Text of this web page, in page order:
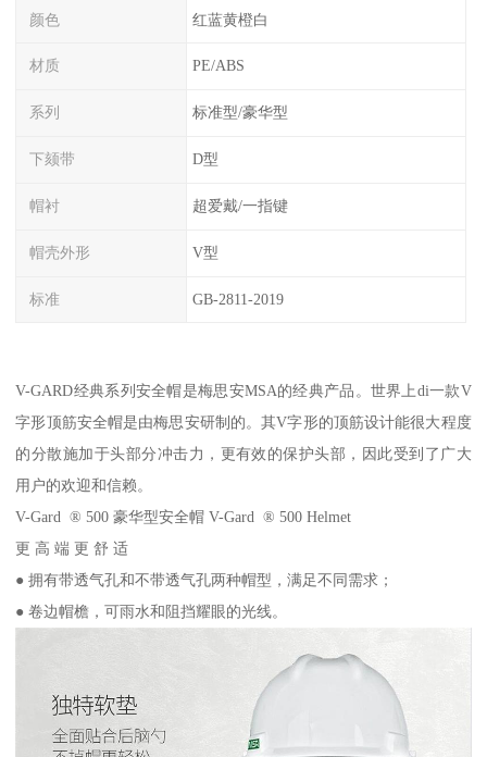
颜色 红蓝黄橙白
材质 PE/ABS
系列 标准型/豪华型
下颏带 D型
帽衬 超爱戴/一指键
帽壳外形 V型
标准 GB-2811-2019
V-GARD经典系列安全帽是梅思安MSA的经典产品。世界上di一款V
字形顶筋安全帽是由梅思安研制的。其V字形的顶筋设计能很大程度
的分散施加于头部分冲击力，更有效的保护头部，因此受到了广大
用户的欢迎和信赖。
V-Gard ® 500 豪华型安全帽 V-Gard ® 500 Helmet
更 高 端 更 舒 适
● 拥有带透气孔和不带透气孔两种帽型，满足不同需求；
● 卷边帽檐，可雨水和阻挡耀眼的光线。